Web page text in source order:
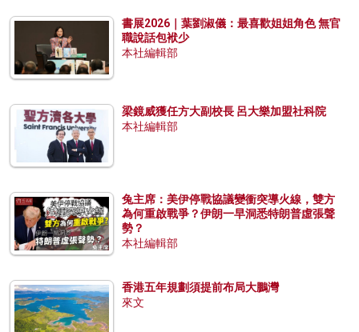
書展2026｜葉劉淑儀：最喜歡姐姐角色 無官
職說話包袱少
本社編輯部
梁鏡威獲任方大副校長 呂大樂加盟社科院
本社編輯部
兔主席：美伊停戰協議變衝突導火線，雙方
為何重啟戰爭？伊朗一早洞悉特朗普虛張聲
勢？
本社編輯部
香港五年規劃須提前布局大鵬灣
來文